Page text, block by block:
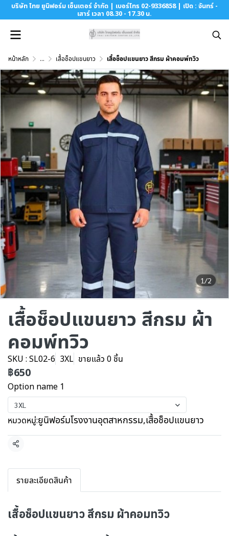
บริษัท ไทย ยูนิฟอร์ม เซ็นเตอร์ จำกัด | เบอร์โทร 02-9336858 | เปิด : จันทร์ -
เสาร์ เวลา 08.30 - 17.30 น.
หน้าหลัก ... เสื้อช็อปแขนยาว เสื้อช็อปแขนยาว สีกรม ผ้าคอมพ์ทวิว
1/2
เสื้อช็อปแขนยาว สีกรม ผ้า
คอมพ์ทวิว
SKU : SL02-6 3XL ขายแล้ว 0 ชิ้น
฿650
Option name 1
3XL
หมวดหมู่:ยูนิฟอร์มโรงงานอุตสาหกรรม,เสื้อช็อปแขนยาว
แชร์
รายละเอียดสินค้า
เสื้อช็อปแขนยาว สีกรม ผ้าคอมทวิว